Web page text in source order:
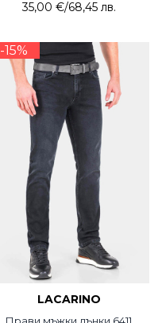
35,00 €/68,45 лв.
-15%
LACARINO